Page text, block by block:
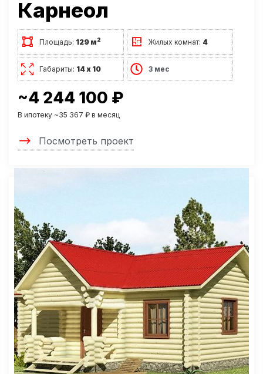
Карнеол
Площадь: 129 м2 Жилых комнат: 4
Габариты: 14 х 10 3 мес
~4 244 100 ₽
В ипотеку ~35 367 ₽ в месяц
Посмотреть проект